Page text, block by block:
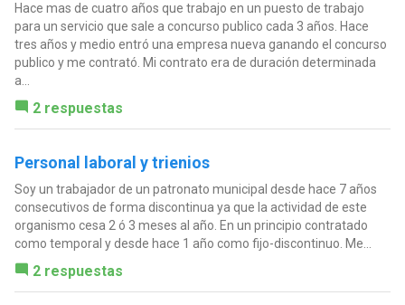
Hace mas de cuatro años que trabajo en un puesto de trabajo
para un servicio que sale a concurso publico cada 3 años. Hace
tres años y medio entró una empresa nueva ganando el concurso
publico y me contrató. Mi contrato era de duración determinada
a...
2 respuestas
Personal laboral y trienios
Soy un trabajador de un patronato municipal desde hace 7 años
consecutivos de forma discontinua ya que la actividad de este
organismo cesa 2 ó 3 meses al año. En un principio contratado
como temporal y desde hace 1 año como fijo-discontinuo. Me...
2 respuestas